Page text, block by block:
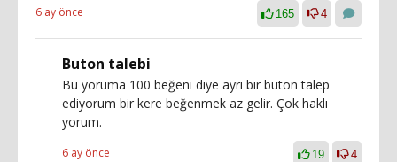
6 ay önce 165 4
Buton talebi
Bu yoruma 100 beğeni diye ayrı bir buton talep
ediyorum bir kere beğenmek az gelir. Çok haklı
yorum.
6 ay önce 19 4